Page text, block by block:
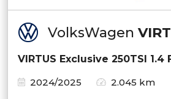
VolksWagen
VIRTUS Exclusive 250TSI 1.4
2024/2025
2.045 km